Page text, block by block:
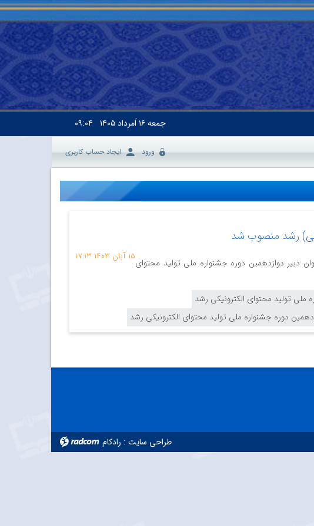
جمعه۱۶ اَمرداد ۱۴۰۵ ۰۹:۰۴
ورود ایجاد حساب کاربری
رشد منصوب شد
۱۵ آبان ۱۴۰۳ ۱۷:۱۳
دبیر دوازدهمین دوره جشنواره ملی تولید محتوای
ملی تولید محتوای الکترونیکی رشد
دوره جشنواره ملی تولید محتوای الکترونیکی رشد
طراحی سایت : رادکام radcom